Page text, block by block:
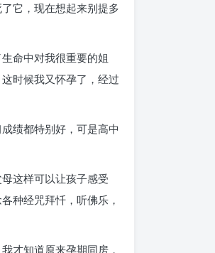
它，现在想起来别提多
命中对我很重要的姐
时候我又怀孕了，经过
绩都特别好，可是高中
这样可以让孩子感受
种经咒拜忏，听佛乐，
才知道原来孕期同房，